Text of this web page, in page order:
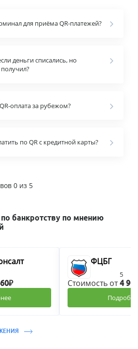
для приёма QR-платежей?
деньги списались, но
оплата за рубежом?
по QR с кредитной карты?
0 из 5
банкротству по мнению
ФЦБГ
5
Стоимость от4